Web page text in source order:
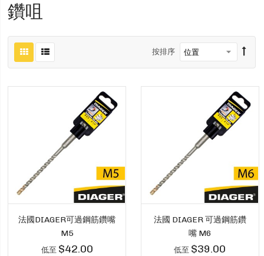
鑽咀
按排序
法國DIAGER可過鋼筋鑽嘴
M5
低至 $42.00
法國 DIAGER 可過鋼筋鑽
嘴 M6
低至 $39.00